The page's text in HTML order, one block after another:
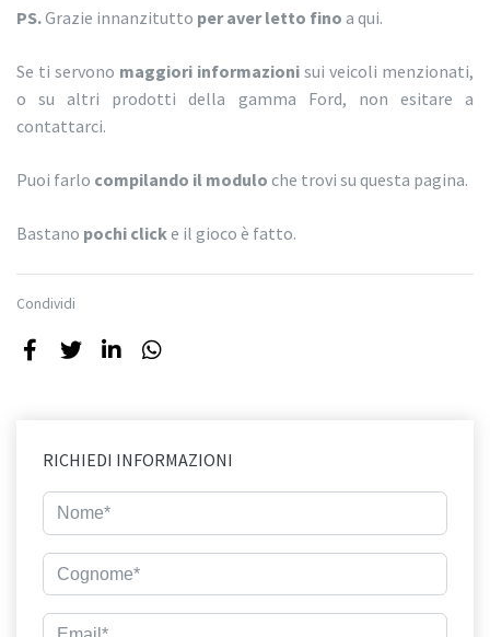
PS.Grazie innanzitutto per aver letto fino a qui.
Se ti servono maggiori informazioni sui veicoli menzionati,
o su altri prodotti della gamma Ford, non esitare a
contattarci.
Puoi farlo compilando il modulo che trovi su questa pagina.
Bastano pochi clicke il gioco è fatto.
Condividi
RICHIEDI INFORMAZIONI